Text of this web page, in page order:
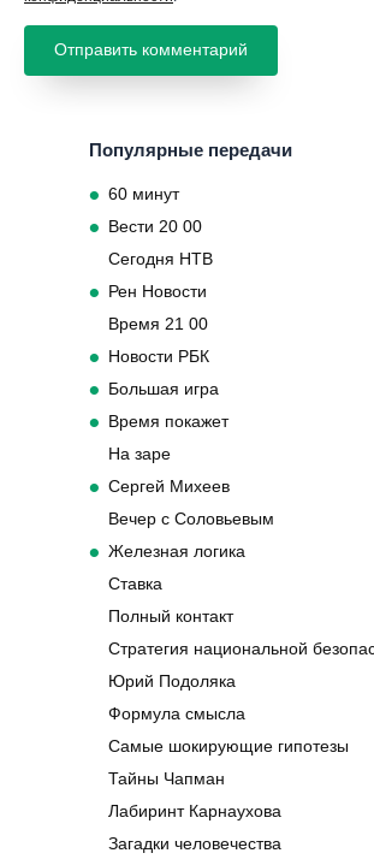
Популярные передачи
60 минут
Вести 20 00
Сегодня НТВ
Рен Новости
Время 21 00
Новости РБК
Большая игра
Время покажет
На заре
Сергей Михеев
Вечер с Соловьевым
Железная логика
Ставка
Полный контакт
Стратегия национальной
Юрий Подоляка
Формула смысла
Самые шокирующие гипотезы
Тайны Чапман
Лабиринт Карнаухова
Загадки человечества